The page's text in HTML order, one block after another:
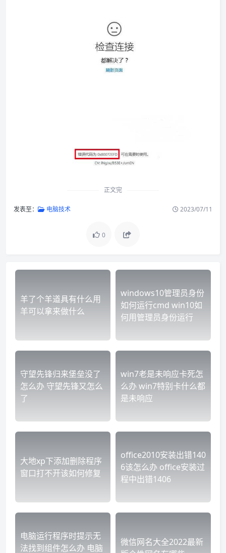
正文完
发表至： 电脑技术 2023/07/11
0
羊了个羊道具有什么用
羊可以拿来做什么
windows10管理员身份
如何运行cmd win10如
何用管理员身份运行
守望先锋归来堡垒没了
怎么办 守望先锋又怎么
了
win7老是未响应卡死怎
么办 win7特别卡什么都
是未响应
大地xp下添加删除程序
窗口打不开该如何修复
office2010安装出错140
6该怎么办 office安装过
程中出错1406
电脑运行程序时提示无
法找到组件怎么办 电脑
微信网名大全2022最新